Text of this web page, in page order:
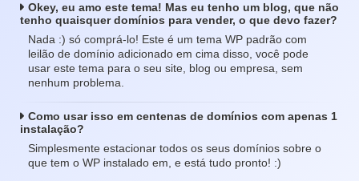
Okey, eu amo este tema! Mas eu tenho um blog, que não
tenho quaisquer domínios para vender, o que devo fazer?
Nada :) só comprá-lo! Este é um tema WP padrão com
leilão de domínio adicionado em cima disso, você pode
usar este tema para o seu site, blog ou empresa, sem
nenhum problema.
Como usar isso em centenas de domínios com apenas 1
instalação?
Simplesmente estacionar todos os seus domínios sobre o
que tem o WP instalado em, e está tudo pronto! :)